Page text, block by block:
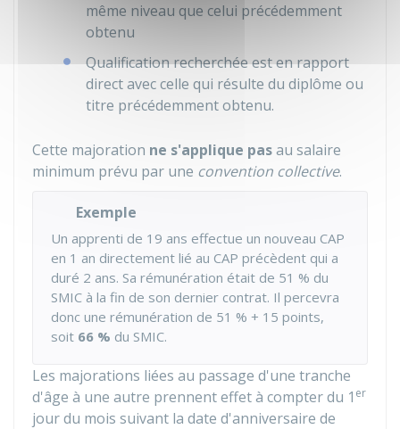
même niveau que celui précédemment
obtenu
Qualification recherchée est en rapport
direct avec celle qui résulte du diplôme ou
titre précédemment obtenu.
Cette majoration ne s'applique pasau salaire
minimum prévu par une convention collective.
Exemple
Un apprenti de 19 ans effectue un nouveau CAP
en 1 an directement lié au CAP précèdent qui a
duré 2 ans. Sa rémunération était de 51 % du
SMIC à la fin de son dernier contrat. Il percevra
donc une rémunération de 51 % + 15 points,
soit 66 % du SMIC.
Les majorations liées au passage d'une tranche
d'âge à une autre prennent effet à compter du 1 er
jour du mois suivant la date d'anniversaire de